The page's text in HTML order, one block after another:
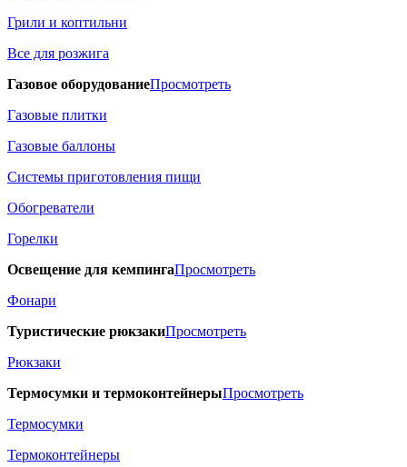
Грили и коптильни
Все для розжига
Газовое оборудованиеПросмотреть
Газовые плитки
Газовые баллоны
Системы приготовления пищи
Обогреватели
Горелки
Освещение для кемпингаПросмотреть
Фонари
Туристические рюкзакиПросмотреть
Рюкзаки
Термосумки и термоконтейнерыПросмотреть
Термосумки
Термоконтейнеры